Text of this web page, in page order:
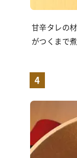
甘辛タレの
がつくまで煮
4